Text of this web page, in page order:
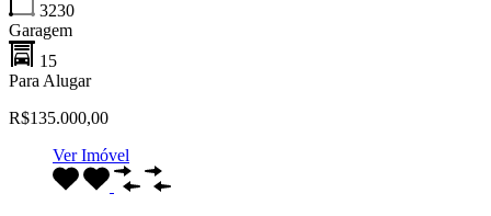
3230
Garagem
15
Para Alugar
R$135.000,00
Ver Imóvel